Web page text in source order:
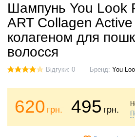
Шампунь You Look
ART Collagen
колагеном для
волосся
Відгуки: 0 Бренд: You
620грн. 495 грн.